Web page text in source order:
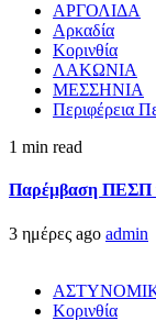
ΑΡΓΟΛΙΔΑ
Αρκαδία
Κορινθία
ΛΑΚΩΝΙΑ
ΜΕΣΣΗΝΙΑ
Περιφέρεια
1 min read
Παρέμβαση ΠΕΣΠ
3 ημέρες ago admin
Κορινθία